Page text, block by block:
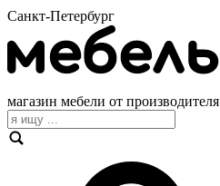
Санкт-Петербург
магазин мебели от производителя